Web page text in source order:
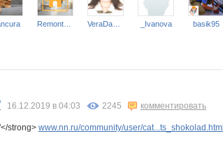
_Ivanova basik95
16.12.2019 в 04:03 2245 комментировать
strong> www.nn.ru/community/user/cat...ts_shokolad.html